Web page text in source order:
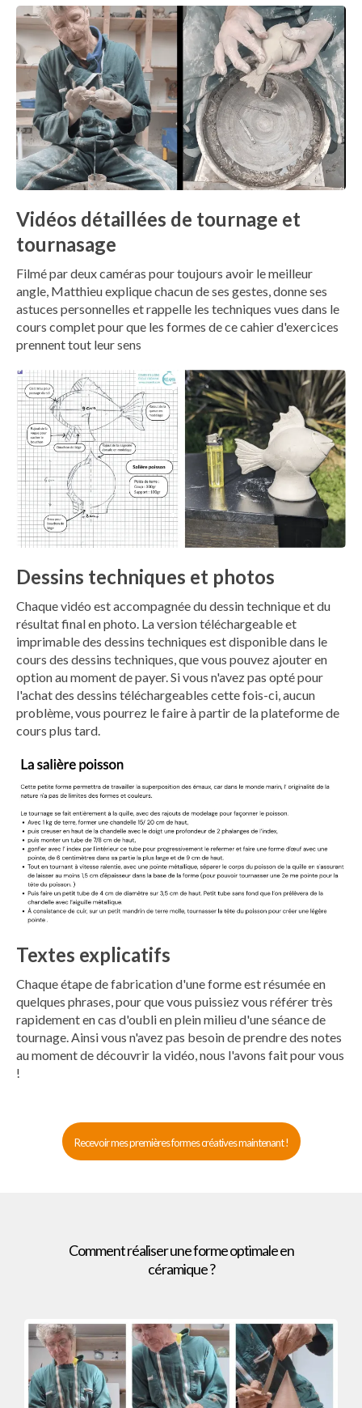
Vidéos détaillées de tournage et
tournasage
Filmé par deux caméras pour toujours avoir le meilleur
angle, Matthieu explique chacun de ses gestes, donne ses
astuces personnelles et rappelle les techniques vues dans le
cours complet pour que les formes de ce cahier d'exercices
prennent tout leur sens
Dessins techniques et photos
Chaque vidéo est accompagnée du dessin technique et du
résultat final en photo. La version téléchargeable et
imprimable des dessins techniques est disponible dans le
cours des dessins techniques, que vous pouvez ajouter en
option au moment de payer. Si vous n'avez pas opté pour
l'achat des dessins téléchargeables cette fois-ci, aucun
problème, vous pourrez le faire à partir de la plateforme de
cours plus tard.
Textes explicatifs
Chaque étape de fabrication d'une forme est résumée en
quelques phrases, pour que vous puissiez vous référer très
rapidement en cas d'oubli en plein milieu d'une séance de
tournage. Ainsi vous n'avez pas besoin de prendre des notes
au moment de découvrir la vidéo, nous l'avons fait pour vous
!
Recevoir mes premières formes créatives maintenant !
Comment réaliser une forme optimale en
céramique ?